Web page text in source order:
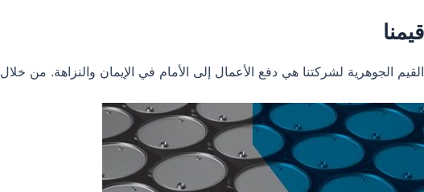
قيمنا
القيم الجوهرية لشركتنا هي دفع الأعمال إلى الأمام في الإيمان والنزاهة. من